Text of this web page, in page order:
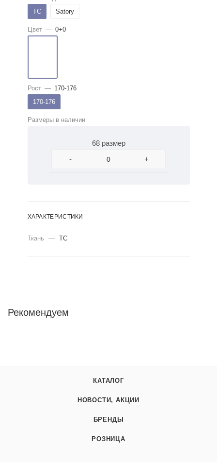
ТС
Satory
Цвет — 0+0
Рост — 170-176
170-176
Размеры в наличии
68 размер
-
+
ХАРАКТЕРИСТИКИ
Ткань — ТС
Рекомендуем
КАТАЛОГ
НОВОСТИ, АКЦИИ
БРЕНДЫ
РОЗНИЦА